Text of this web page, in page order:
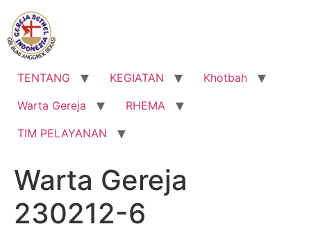
Lewati
konten
TENTANG KEGIATAN
Khotbah
Warta Gereja
RHEMA
TIM PELAYANAN
Warta Gereja
230212-6